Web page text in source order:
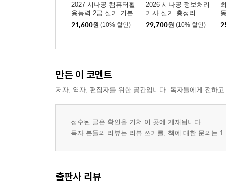
2027 시나공 컴퓨터활
용능력 2급 실기 기본
서
21,600원 (10% 할인)
2026 시나공 정보처리
기사 실기 총정리
29,700원 (10% 할인)
만든 이 코멘트
저자, 역자, 편집자를 위한 공간입니다. 독자들에게 전하
접수된 글은 확인을 거쳐 이 곳에 게재됩니다.
독자 분들의 리뷰는 리뷰 쓰기를, 책에 대한 문의는
출판사 리뷰